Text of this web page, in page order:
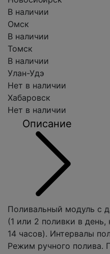
В наличии
Омск
В наличии
Томск
В наличии
Улан-Удэ
Нет в наличии
Хабаровск
Нет в наличии
Описание
Поливальный модуль с
(1 или 2 поливки в день,
14 часов). Интервалы
Режим ручного полива.